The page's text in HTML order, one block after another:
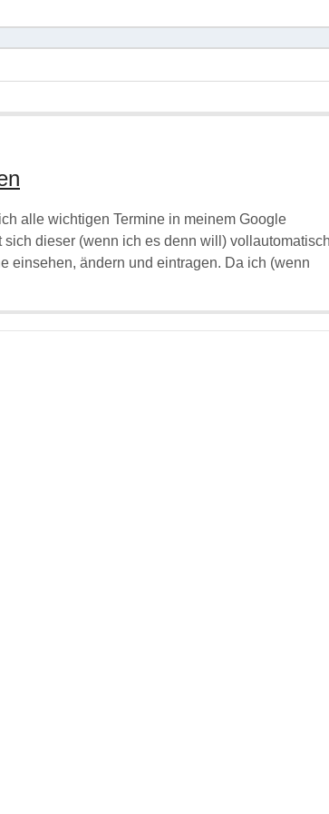
alle wichtigen Termine in meinem Google
dieser (wenn ich es denn will)
einsehen, ändern und eintragen. Da ich (wenn